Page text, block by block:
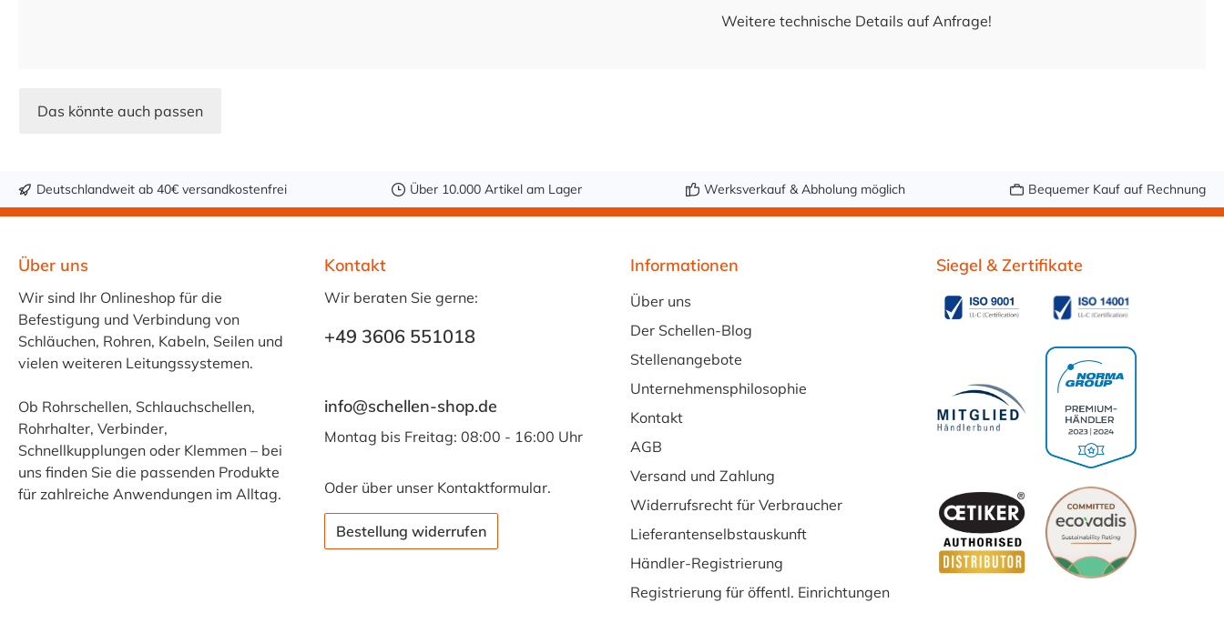
Weitere technische Details auf Anfrage!
Das könnte auch passen
Deutschlandweit ab 40€ versandkostenfrei Über 10.000 Artikel am Lager Werksverkauf & Abholung möglich Bequemer Kauf auf Rechnung
Über uns
Wir sind Ihr Onlineshop für die
Befestigung und Verbindung von
Schläuchen, Rohren, Kabeln, Seilen und
vielen weiteren Leitungssystemen.
Ob Rohrschellen, Schlauchschellen,
Rohrhalter, Verbinder,
Schnellkupplungen oder Klemmen – bei
uns finden Sie die passenden Produkte
für zahlreiche Anwendungen im Alltag.
Kontakt
Wir beraten Sie gerne:
+49 3606 551018
info@schellen-shop.de
Montag bis Freitag: 08:00 - 16:00 Uhr
Oder über unser Kontaktformular.
Bestellung widerrufen
Informationen
Über uns
Der Schellen-Blog
Stellenangebote
Unternehmensphilosophie
Kontakt
AGB
Versand und Zahlung
Widerrufsrecht für Verbraucher
Lieferantenselbstauskunft
Händler-Registrierung
Registrierung für öffentl. Einrichtungen
Siegel & Zertifikate